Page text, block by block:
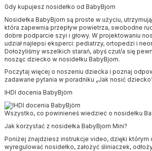
Gdy kupujesz nosidełko od BabyBjorn
Nosidełka BabyBjorn są proste w użyciu,
która zapewnia przepływ powietrza, swobodne
dobre podparcie szyi i głowy. W projektowaniu
udział najlepsi eksperci: pediatrzy, ortopedzi i
Dołożyliśmy wszelkich starań, abyś czuł/a się
nosząc dziecko w nosidełku BabyBjorn.
Poczytaj więcej o noszeniu dziecka i poznaj
zadawane pytania w poradniku „Jak nosić
IHDI docenia BabyBjörn
Wszystko, co powinieneś wiedzieć o nosidełku
Jak korzystać z nosidełka BabyBjorn Mini?
Poniżej znajdziesz instrukcje video, dzięki którym
wyregulować nosidełko, założyć śliniaczek,